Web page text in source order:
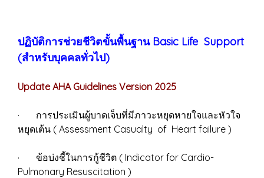
ปฏิบัติการช่วยชีวิตขั้นพื้นฐาน Basic Life Support
(สำหรับบุคคลทั่วไป)
Update AHA Guidelines Version 2025
· การประเมินผู้บาดเจ็บที่มีภาวะหยุดหายใจและหัวใจ
หยุดเต้น ( Assessment Casualty of Heart failure )
· ข้อบ่งชี้ในการกู้ชีวิต ( Indicator for Cardio-
Pulmonary Resuscitation )